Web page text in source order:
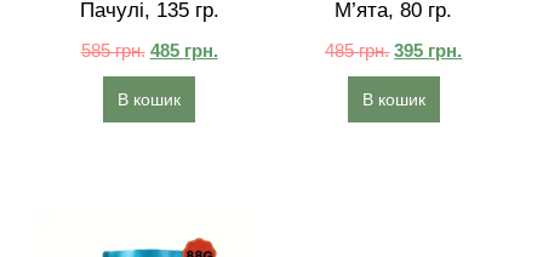
Пачулі, 135 гр.
585грн. 485 грн.
В кошик
М’ята, 80 гр.
485грн. 395 грн.
В кошик